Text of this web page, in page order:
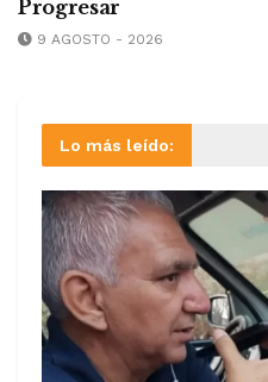
Progresar
9 AGOSTO - 2026
Lo más leído: